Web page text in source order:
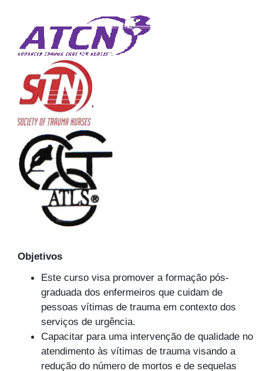
Objetivos
Este curso visa promover a formação pós-
graduada dos enfermeiros que cuidam de
pessoas vítimas de trauma em contexto dos
serviços de urgência.
Capacitar para uma intervenção de qualidade no
atendimento às vítimas de trauma visando a
redução do número de mortos e de sequelas